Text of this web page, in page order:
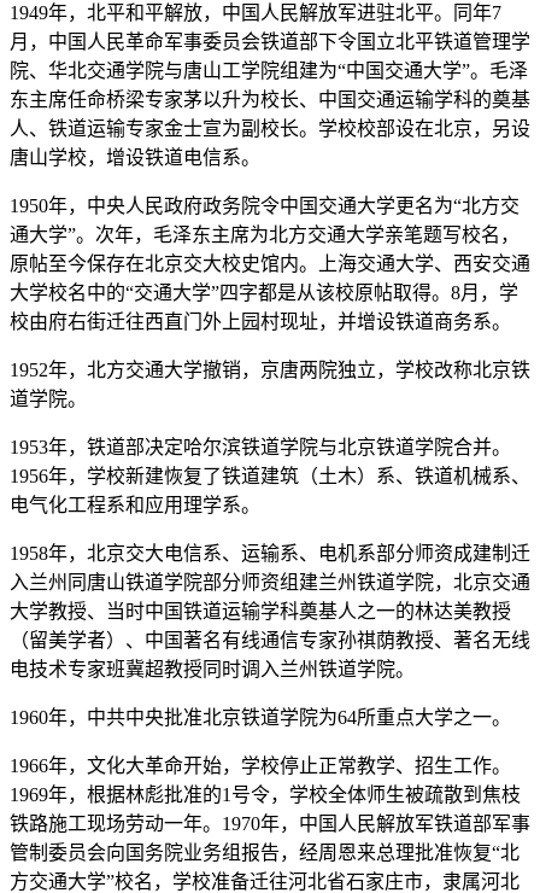
1949年，北平和平解放，中国人民解放军进驻北平。同年7
月，中国人民革命军事委员会铁道部下令国立北平铁道管理学
院、华北交通学院与唐山工学院组建为“中国交通大学”。毛泽
东主席任命桥梁专家茅以升为校长、中国交通运输学科的奠基
人、铁道运输专家金士宣为副校长。学校校部设在北京，另设
唐山学校，增设铁道电信系。
1950年，中央人民政府政务院令中国交通大学更名为“北方交
通大学”。次年，毛泽东主席为北方交通大学亲笔题写校名，
原帖至今保存在北京交大校史馆内。上海交通大学、西安交通
大学校名中的“交通大学”四字都是从该校原帖取得。8月，学
校由府右街迁往西直门外上园村现址，并增设铁道商务系。
1952年，北方交通大学撤销，京唐两院独立，学校改称北京铁
道学院。
1953年，铁道部决定哈尔滨铁道学院与北京铁道学院合并。
1956年，学校新建恢复了铁道建筑（土木）系、铁道机械系、
电气化工程系和应用理学系。
1958年，北京交大电信系、运输系、电机系部分师资成建制迁
入兰州同唐山铁道学院部分师资组建兰州铁道学院，北京交通
大学教授、当时中国铁道运输学科奠基人之一的林达美教授
（留美学者）、中国著名有线通信专家孙祺荫教授、著名无线
电技术专家班冀超教授同时调入兰州铁道学院。
1960年，中共中央批准北京铁道学院为64所重点大学之一。
1966年，文化大革命开始，学校停止正常教学、招生工作。
1969年，根据林彪批准的1号令，学校全体师生被疏散到焦枝
铁路施工现场劳动一年。1970年，中国人民解放军铁道部军事
管制委员会向国务院业务组报告，经周恩来总理批准恢复“北
方交通大学”校名，学校准备迁往河北省石家庄市，隶属河北